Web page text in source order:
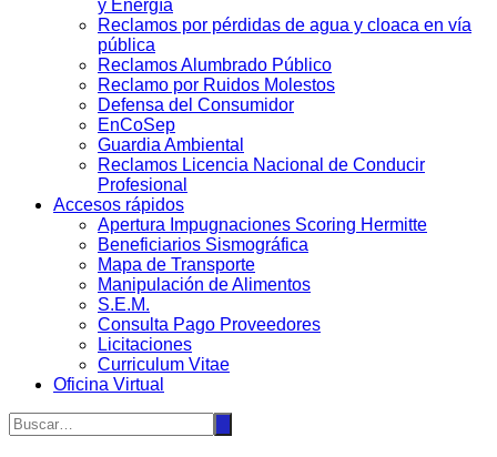
y Energía
Reclamos por pérdidas de agua y cloaca en vía
pública
Reclamos Alumbrado Público
Reclamo por Ruidos Molestos
Defensa del Consumidor
EnCoSep
Guardia Ambiental
Reclamos Licencia Nacional de Conducir
Profesional
Accesos rápidos
Apertura Impugnaciones Scoring Hermitte
Beneficiarios Sismográfica
Mapa de Transporte
Manipulación de Alimentos
S.E.M.
Consulta Pago Proveedores
Licitaciones
Curriculum Vitae
Oficina Virtual